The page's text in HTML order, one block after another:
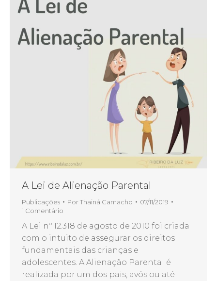
A Lei de Alienação Parental
Publicações PorThainá Camacho
07/11/2019
1 Comentário
A Lei nº 12.318 de agosto de 2010 foi criada
com o intuito de assegurar os direitos
fundamentais das crianças e
adolescentes. A Alienação Parental é
realizada por um dos pais, avós ou até